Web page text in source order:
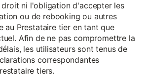
droit ni l'obligation d'accepter les
ou de rebooking ou autres
au Prestataire tier en tant que
Afin de ne pas compromettre la
les utilisateurs sont tenus de
correspondantes
tiers.